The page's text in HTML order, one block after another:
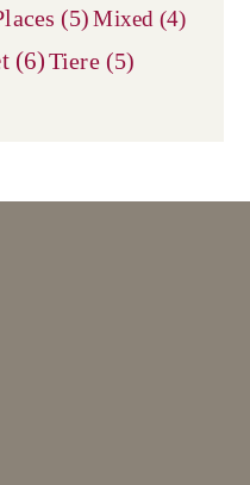
(5) Mixed (4)
(6)Tiere(5)